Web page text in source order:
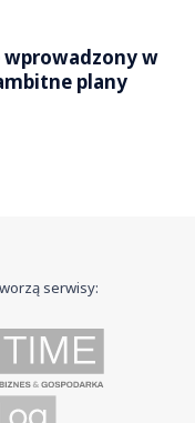
w
plany
serwisy: